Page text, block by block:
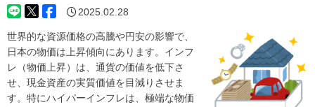
ご相談の流れ
ご相談者様の声
ご相談エリア
マンガで見る「おうちの買い方相談室 さいたま」
2025.02.28
世界的な資源価格の高騰や円安の影響で、
日本の物価は上昇傾向にあります。インフ
レ（物価上昇）は、通貨の価値を低下さ
せ、現金資産の実質価値を目減りさせま
す。特にハイパーインフレは、極端な物価